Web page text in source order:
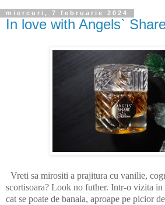
miercuri, 7 februarie 2024
In love with Angels`
Vreti sa mirositi a prajitura cu vanilie,
scortisoara? Look no futher. Intr-o vizita in
cat se poate de banala, aproape pe picior